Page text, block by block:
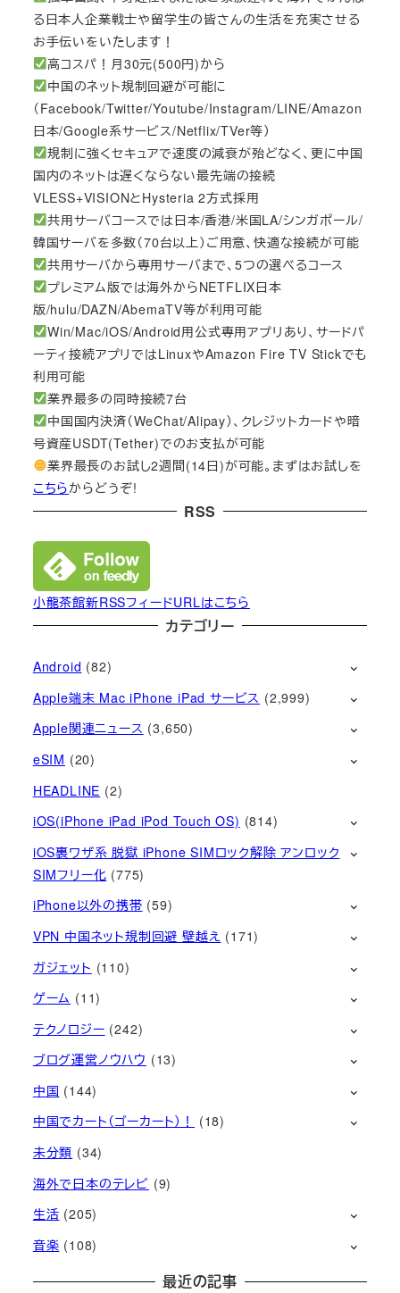
る日本人企業戦士や留学生の皆さんの生活を充実させる
お手伝いをいたします！
高コスパ！月30元(500円)から
中国のネット規制回避が可能に
（Facebook/Twitter/Youtube/Instagram/LINE/Amazon
日本/Google系サービス/Netflix/TVer等）
規制に強くセキュアで速度の減衰が殆どなく、更に中国
国内のネットは遅くならない最先端の接続
VLESS+VISIONとHysteria 2方式採用
共用サーバコースでは日本/香港/米国LA/シンガポール/
韓国サーバを多数（70台以上）ご用意、快適な接続が可能
共用サーバから専用サーバまで、5つの選べるコース
プレミアム版では海外からNETFLIX日本
版/hulu/DAZN/AbemaTV等が利用可能
Win/Mac/iOS/Android用公式専用アプリあり、サードパ
ーティ接続アプリではLinuxやAmazon Fire TV Stickでも
利用可能
業界最多の同時接続7台
中国国内決済（WeChat/Alipay）、クレジットカードや暗
号資産USDT(Tether)でのお支払が可能
業界最長のお試し2週間(14日)が可能。まずはお試しを
こちらからどうぞ!
RSS
小龍茶館新RSSフィードURLはこちら
カテゴリー
Android (82)
Apple端末 Mac iPhone iPad サービス (2,999)
Apple関連ニュース (3,650)
eSIM (20)
HEADLINE (2)
iOS(iPhone iPad iPod Touch OS) (814)
iOS裏ワザ系 脱獄 iPhone SIMロック解除 アンロック
SIMフリー化 (775)
iPhone以外の携帯 (59)
VPN 中国ネット規制回避 壁越え (171)
ガジェット (110)
ゲーム (11)
テクノロジー (242)
ブログ運営ノウハウ (13)
中国 (144)
中国でカート（ゴーカート）！
(18)
未分類 (34)
海外で日本のテレビ (9)
生活 (205)
音楽 (108)
最近の記事